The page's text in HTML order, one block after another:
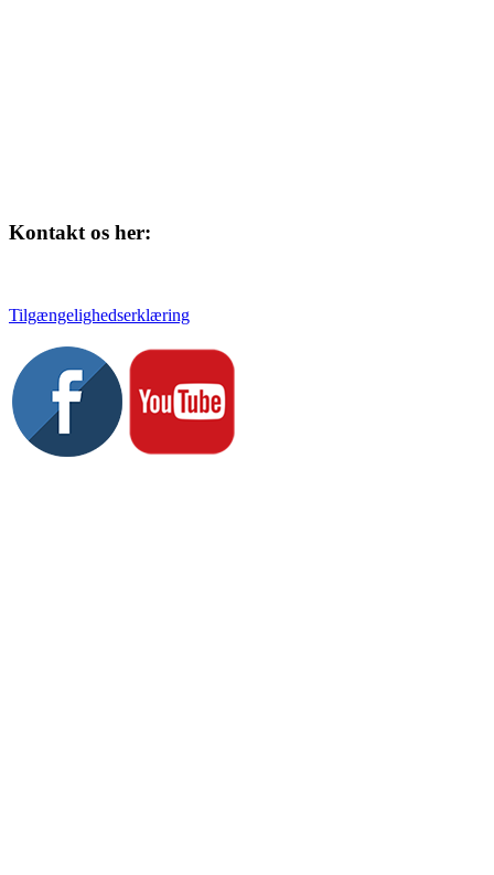
Kontakt os her:
Tilgængelighedserklæring